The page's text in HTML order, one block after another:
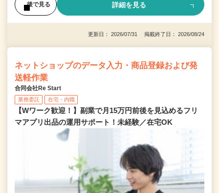
後で見る 詳細を見る
更新日： 2026/07/31 掲載終了日： 2026/08/24
ネットショップのデータ入力・商品登録および発
送軽作業
合同会社Re Start
業務委託 在宅・内職
【Wワーク歓迎！】副業で月15万円前後を見込めるフリ
マアプリ出品の運用サポート！未経験／在宅OK